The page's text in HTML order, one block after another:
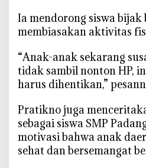
‎Ia mendorong siswa
membiasakan aktivitas
‎“Anak-anak sekarang
tidak sambil nonton HP,
harus dihentikan,”
‎Pratikno juga
sebagai siswa SMP
motivasi bahwa anak
sehat dan bersemangat